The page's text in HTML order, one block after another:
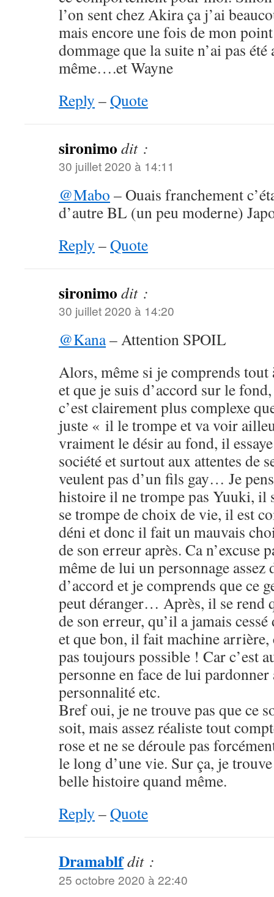
l’on sent chez Akira ça j’ai
mais encore une fois de mon
dommage que la suite n’ai pas
même….et Wayne
Reply –Quote
sironimo dit :
30 juillet 2020 à 14:11
@Mabo – Ouais franchement
d’autre BL (un peu moderne)
Reply –Quote
sironimo dit :
30 juillet 2020 à 14:20
@Kana– Attention SPOIL
Alors, même si je comprends
et que je suis d’accord sur le
c’est clairement plus complexe
juste « il le trompe et va voir
vraiment le désir au fond, il
société et surtout aux attentes de
veulent pas d’un fils gay… Je
histoire il ne trompe pas Yuuki, il
se trompe de choix de vie, il est
déni et donc il fait un mauvais
de son erreur après. Ca n’excuse
même de lui un personnage assez
d’accord et je comprends que ce
peut déranger… Après, il se rend
de son erreur, qu’il a jamais
et que bon, il fait machine arrière,
pas toujours possible ! Car c’est
personne en face de lui pardonner
personnalité etc.
Bref oui, je ne trouve pas que ce
soit, mais assez réaliste tout
rose et ne se déroule pas
le long d’une vie. Sur ça, je
belle histoire quand même.
Reply –Quote
Dramablfdit :
25 octobre 2020 à 22:40